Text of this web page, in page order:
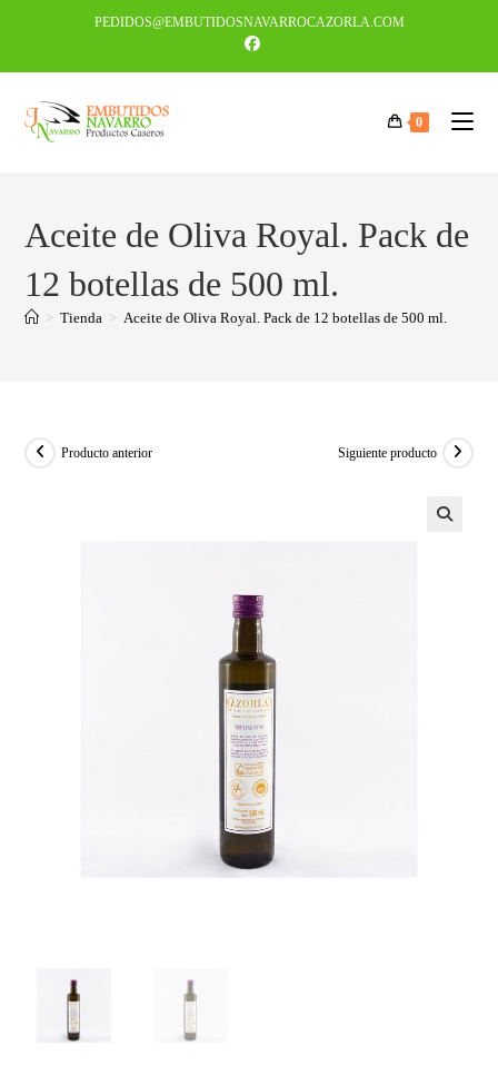
PEDIDOS@EMBUTIDOSNAVARROCAZORLA.COM
0
Aceite de Oliva Royal. Pack de
12 botellas de 500 ml.
> Tienda > Aceite de Oliva Royal. Pack de 12 botellas de 500 ml.
Producto anterior Siguiente producto